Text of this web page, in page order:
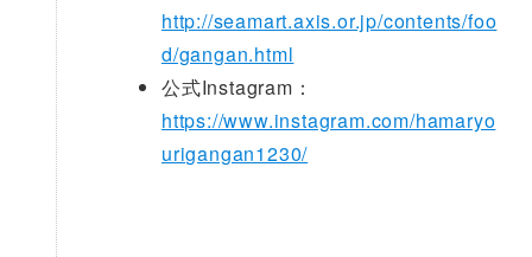
http://seamart.axis.or.jp/contents/foo
d/gangan.html
公式Instagram：
https://www.instagram.com/hamaryo
urigangan1230/